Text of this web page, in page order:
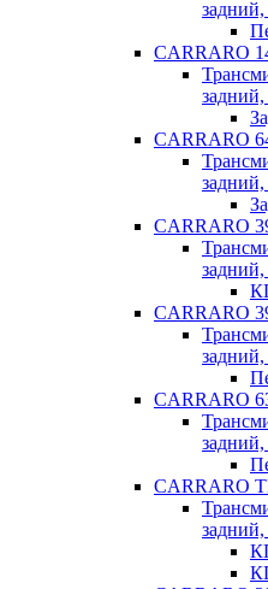
CARRARO
CARRARO
CARRARO
CARRARO
CARRARO
CARRARO